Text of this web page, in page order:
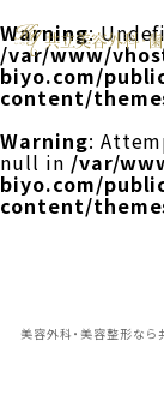
Warning:
/var/www/
biyo.com/
content/
Warning:
null in /var/
biyo.com/
content/
美容外科・美容整形なら